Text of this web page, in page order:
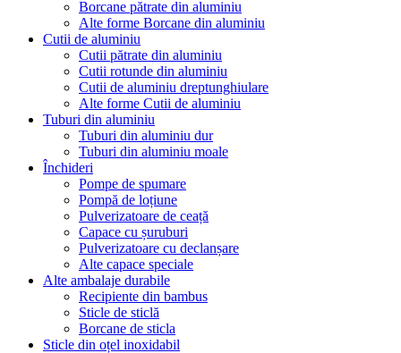
Borcane pătrate din aluminiu
Alte forme Borcane din aluminiu
Cutii de aluminiu
Cutii pătrate din aluminiu
Cutii rotunde din aluminiu
Cutii de aluminiu dreptunghiulare
Alte forme Cutii de aluminiu
Tuburi din aluminiu
Tuburi din aluminiu dur
Tuburi din aluminiu moale
Închideri
Pompe de spumare
Pompă de loțiune
Pulverizatoare de ceață
Capace cu șuruburi
Pulverizatoare cu declanșare
Alte capace speciale
Alte ambalaje durabile
Recipiente din bambus
Sticle de sticlă
Borcane de sticla
Sticle din oțel inoxidabil